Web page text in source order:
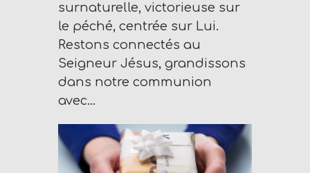
surnaturelle, victorieuse sur
le péché, centrée sur Lui.
Restons connectés au
Seigneur Jésus, grandissons
dans notre communion
avec…